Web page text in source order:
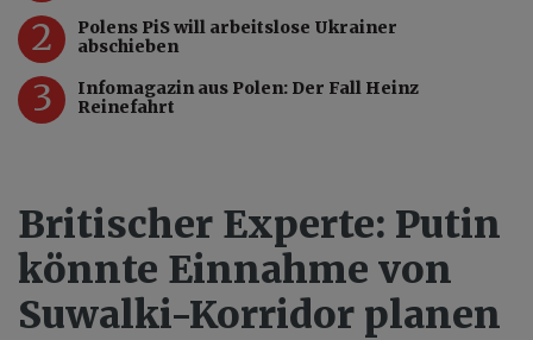
2
Polens PiS will arbeitslose Ukrainer
abschieben
3
Infomagazin aus Polen: Der Fall Heinz
Reinefahrt
Britischer Experte: Putin
könnte Einnahme von
Suwalki-Korridor planen